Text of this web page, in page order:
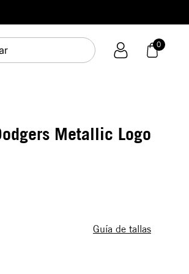
0
Metallic Logo
Guía de tallas